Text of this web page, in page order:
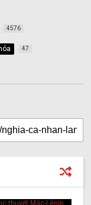
4576
47